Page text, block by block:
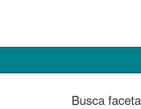
Busca